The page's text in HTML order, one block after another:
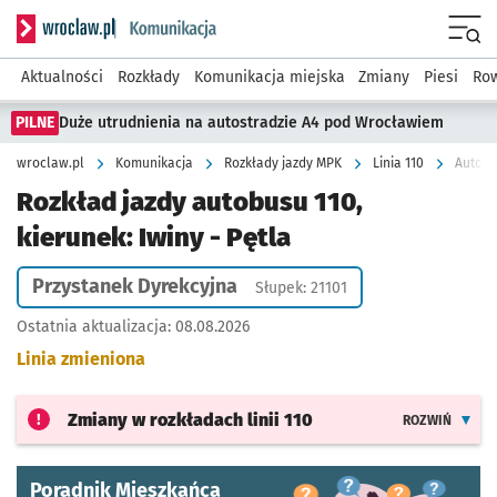
Serwis informacyjny wroclaw.pl podserwis: Komunikacja
Aktualności Rozkłady Komunikacja miejska Zmiany Piesi
PILNE Duże utrudnienia na autostradzie A4 pod Wrocławiem
wroclaw.pl Komunikacja Rozkłady jazdy MPK Linia 110
Rozkład jazdy autobusu 110,
kierunek: Iwiny - Pętla
Przystanek Dyrekcyjna Słupek: 21101
Ostatnia aktualizacja: 08.08.2026
Linia zmieniona
Zmiany w rozkładach linii 110 ROZWIŃ
Poradnik Mieszkańca